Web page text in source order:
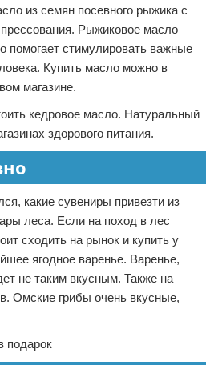
из семян посевного рыжика с
Рыжиковое масло
помогает стимулировать важные
Купить масло можно в
магазине.
кедровое масло. Натуральный
здорового питания.
какие сувениры привезти из
леса. Если на поход в лес
сходить на рынок и купить у
ягодное варенье. Варенье,
не таким вкусным. Также на
Омские грибы очень вкусные,